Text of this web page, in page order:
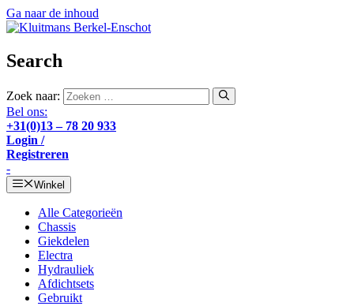
Ga naar de inhoud
Search
Zoek naar:
Bel ons:
+31(0)13 – 78 20 933
Login /
Registreren
-
Winkel
Alle Categorieën
Chassis
Giekdelen
Electra
Hydrauliek
Afdichtsets
Gebruikt